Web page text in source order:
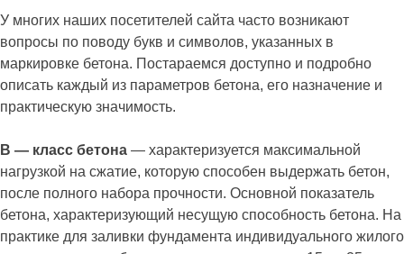
У многих наших посетителей сайта часто возникают
вопросы по поводу букв и символов, указанных в
маркировке бетона. Постараемся доступно и подробно
описать каждый из параметров бетона, его назначение и
практическую значимость.
B — класс бетона — характеризуется максимальной
нагрузкой на сжатие, которую способен выдержать бетон,
после полного набора прочности. Основной показатель
бетона, характеризующий несущую способность бетона. На
практике для заливки фундамента индивидуального жилого